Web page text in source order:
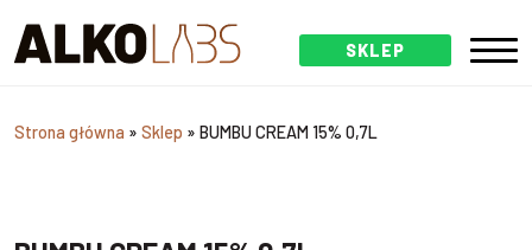
SKLEP
Strona główna » Sklep » BUMBU CREAM 15% 0,7L